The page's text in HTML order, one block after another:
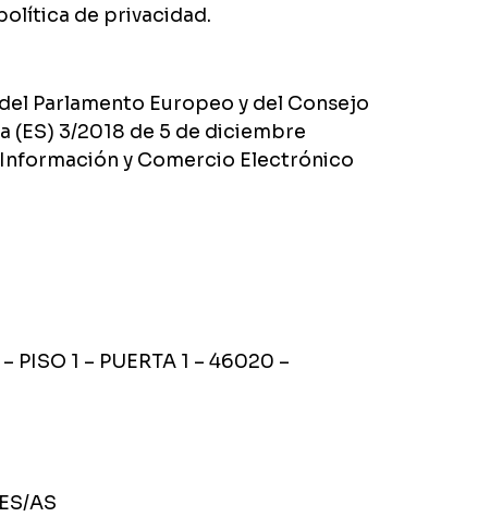
de privacidad.
Parlamento Europeo y del Consejo
(ES) 3/2018 de 5 de diciembre
Información y Comercio Electrónico
PISO 1 – PUERTA 1 – 46020 –
AS